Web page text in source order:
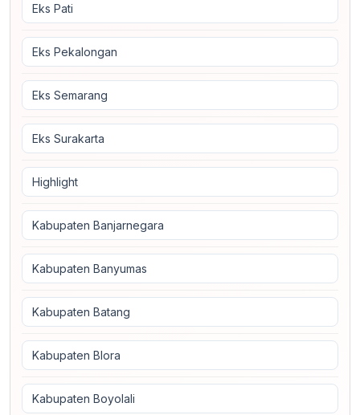
Eks Pati
Eks Pekalongan
Eks Semarang
Eks Surakarta
Highlight
Kabupaten Banjarnegara
Kabupaten Banyumas
Kabupaten Batang
Kabupaten Blora
Kabupaten Boyolali